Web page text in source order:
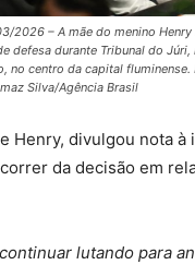
2026 – A mãe do menino
defesa durante Tribunal do Júri,
no centro da capital fluminense.
Silva/Agência Brasil
Henry, divulgou nota à
da decisão em
lutando para